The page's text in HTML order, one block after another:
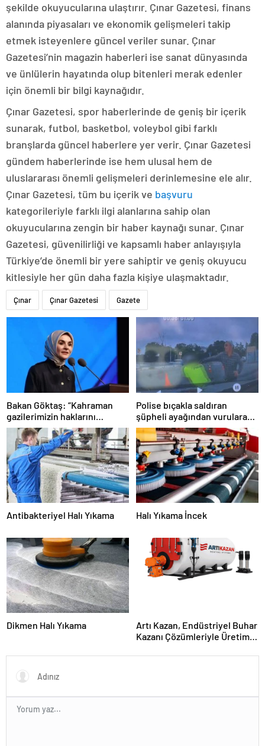
şekilde okuyucularına ulaştırır. Çınar Gazetesi, finans
alanında piyasaları ve ekonomik gelişmeleri takip
etmek isteyenlere güncel veriler sunar. Çınar
Gazetesi’nin magazin haberleri ise sanat dünyasında
ve ünlülerin hayatında olup bitenleri merak edenler
için önemli bir bilgi kaynağıdır.
Çınar Gazetesi, spor haberlerinde de geniş bir içerik
sunarak, futbol, basketbol, voleybol gibi farklı
branşlarda güncel haberlere yer verir. Çınar Gazetesi
gündem haberlerinde ise hem ulusal hem de
uluslararası önemli gelişmeleri derinlemesine ele alır.
Çınar Gazetesi, tüm bu içerik ve başvuru
kategorileriyle farklı ilgi alanlarına sahip olan
okuyucularına zengin bir haber kaynağı sunar. Çınar
Gazetesi, güvenilirliği ve kapsamlı haber anlayışıyla
Türkiye’de önemli bir yere sahiptir ve geniş okuyucu
kitlesiyle her gün daha fazla kişiye ulaşmaktadır.
Çınar Çınar Gazetesi Gazete
Bakan Göktaş: “Kahraman
gazilerimizin haklarını
güçlendiren yeni bir dönemin
kapılarını aralıyoruz”
Polise bıçakla saldıran
şüpheli ayağından vurularak
yakalandı
Antibakteriyel Halı Yıkama Halı Yıkama İncek
Dikmen Halı Yıkama
Artı Kazan, Endüstriyel Buhar
Kazanı Çözümleriyle Üretim
Sunuyor